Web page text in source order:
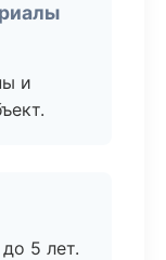
и
5 лет.